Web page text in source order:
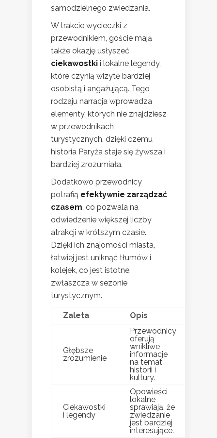
samodzielnego zwiedzania.
W trakcie wycieczki z
przewodnikiem, goście mają
także okazję usłyszeć
ciekawostki i lokalne legendy,
które czynią wizytę bardziej
osobistą i angażującą. Tego
rodzaju narracja wprowadza
elementy, których nie znajdziesz
w przewodnikach
turystycznych, dzięki czemu
historia Paryża staje się żywsza i
bardziej zrozumiała.
Dodatkowo przewodnicy
potrafią efektywnie zarządzać
czasem , co pozwala na
odwiedzenie większej liczby
atrakcji w krótszym czasie.
Dzięki ich znajomości miasta,
łatwiej jest uniknąć tłumów i
kolejek, co jest istotne,
zwłaszcza w sezonie
turystycznym.
Zaleta Opis
Głębsze
zrozumienie
Przewodnicy
oferują
wnikliwe
informacje
na temat
historii i
kultury.
Ciekawostki
i legendy
Opowieści
lokalne
sprawiają, że
zwiedzanie
jest bardziej
interesujące.